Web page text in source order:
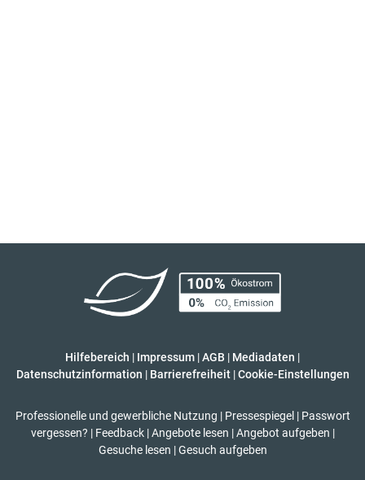
Hilfebereich | Impressum |AGB | Mediadaten |
Datenschutzinformation | Barrierefreiheit | Cookie-Einstellungen
Professionelle und gewerbliche Nutzung | Pressespiegel | Passwort
vergessen? | Feedback | Angebote lesen | Angebot aufgeben |
Gesuche lesen | Gesuch aufgeben